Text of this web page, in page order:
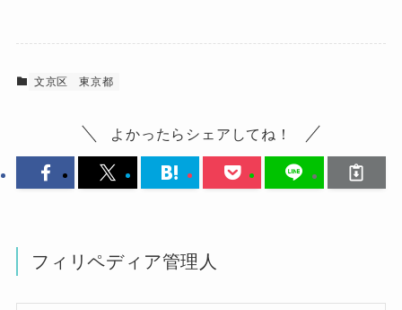
文京区 東京都
よかったらシェアしてね！
フィリペディア管理人